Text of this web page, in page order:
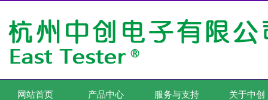
网站首页 产品中心 服务与支持 关于中创